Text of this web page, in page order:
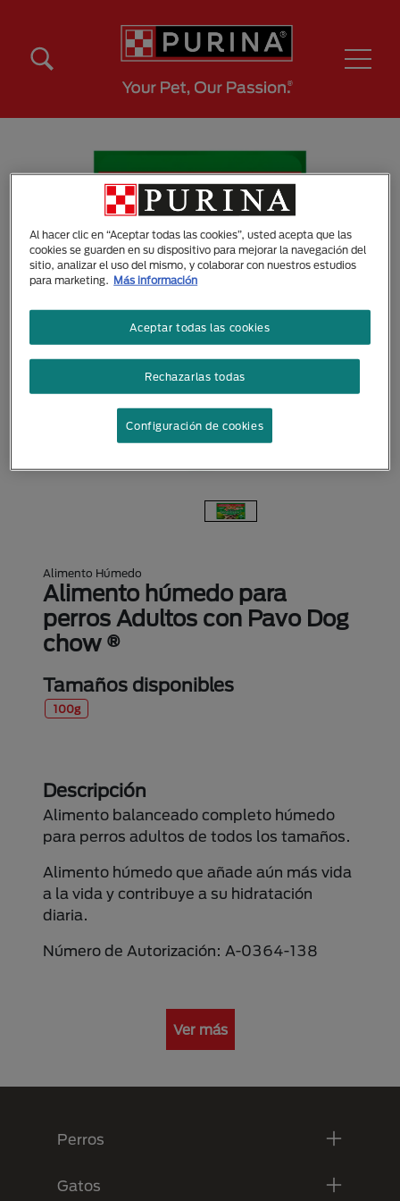
Alimento Húmedo
Alimento húmedo para
perros Adultos con Pavo Dog
chow ®
Tamaños disponibles
100g
Descripción
Alimento balanceado completo húmedo
para perros adultos de todos los tamaños.
Alimento húmedo que añade aún más vida
a la vida y contribuye a su hidratación
diaria.
Número de Autorización: A-0364-138
Ver más
Perros
Gatos
Al hacer clic en “Aceptar todas las cookies”, usted acepta que las
cookies se guarden en su dispositivo para mejorar la navegación del
sitio, analizar el uso del mismo, y colaborar con nuestros estudios
para marketing.
Más información
Rechazarlas todas
Aceptar todas las cookies
Configuración de cookies